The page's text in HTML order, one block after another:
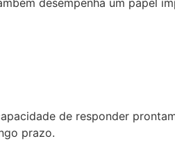
desempenha um papel
de responder
prazo.